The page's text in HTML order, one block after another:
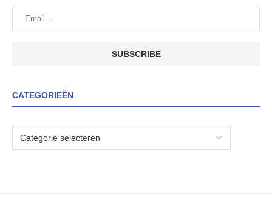
CATEGORIEËN